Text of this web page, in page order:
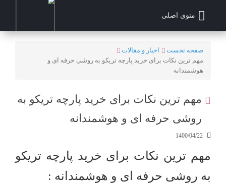
منوی اصلی
صفحه نخست
اخبار و مقالات
مهم ترین نکات برای خرید پارچه تریکو به روشی حرفه ای و
هوشمندانه
مهم ترین نکات برای خرید پارچه تریکو به
روشی حرفه ای و هوشمندانه
1400/04/22
مهم ترین نکات برای خرید پارچه تریکو
به روشی حرفه ای و هوشمندانه :